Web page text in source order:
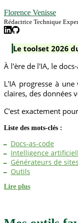
Florence Venisse
Rédactrice Technique
Le toolset 2026
À l'ère de l'IA, le
L'IA progresse à
claires, des données
C'est exactement
Liste des mots-clés :
Docs-as-code
Intelligence
Générateurs de
Outils
Lire plus